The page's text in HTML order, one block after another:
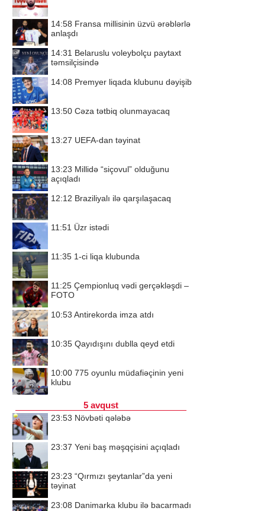
14:58 Fransa millisinin üzvü ərəblərlə
anlaşdı
14:31 Belaruslu voleybolçu paytaxt
təmsilçisində
14:08 Premyer liqada klubunu dəyişib
13:50 Cəza tətbiq olunmayacaq
13:27 UEFA-dan təyinat
13:23 Millidə “siçovul” olduğunu
açıqladı
12:12 Braziliyalı ilə qarşılaşacaq
11:51 Üzr istədi
11:35 1-ci liqa klubunda
11:25 Çempionluq vədi gerçəkləşdi –
FOTO
10:53 Antirekorda imza atdı
10:35 Qayıdışını dublla qeyd etdi
10:00 775 oyunlu müdafiəçinin yeni
klubu
5 avqust
23:53 Növbəti qələbə
23:37 Yeni baş məşqçisini açıqladı
23:23 “Qırmızı şeytanlar”da yeni
təyinat
23:08 Danimarka klubu ilə bacarmadı